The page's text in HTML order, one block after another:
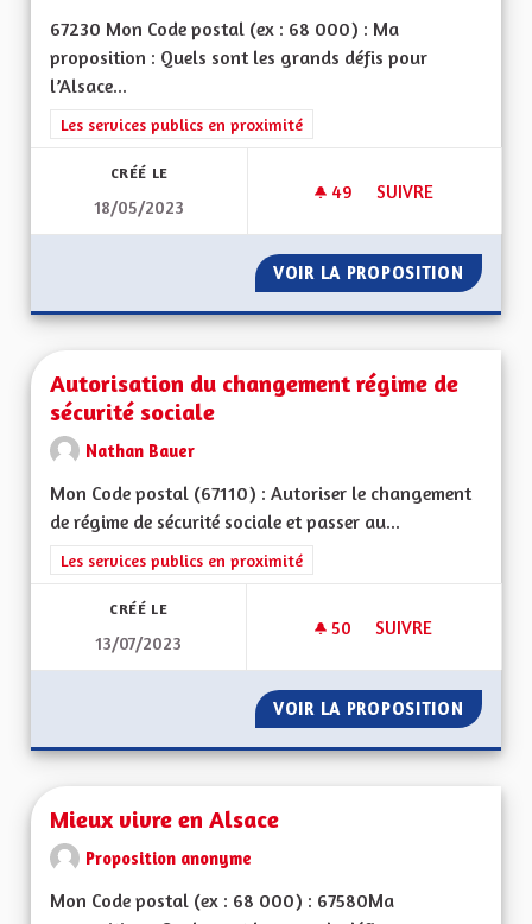
67230 Mon Code postal (ex : 68 000) : Ma
proposition : Quels sont les grands défis pour
l’Alsace...
Filtrer les résultats de la catégorie : Les services publics en
Les services publics en proximité
CRÉÉ LE
18/05/2023
49 49 ABONNÉS
SUIVRE
VOIR LA PROPOSITION
Autorisation du changement régime de
sécurité sociale
Nathan Bauer
Mon Code postal (67110) : Autoriser le changement
de régime de sécurité sociale et passer au...
Filtrer les résultats de la catégorie : Les services publics en
Les services publics en proximité
CRÉÉ LE
13/07/2023
50 50 ABONNÉS
SUIVRE
VOIR LA PROPOSITION
Mieux vivre en Alsace
Proposition anonyme
Mon Code postal (ex : 68 000) : 67580Ma